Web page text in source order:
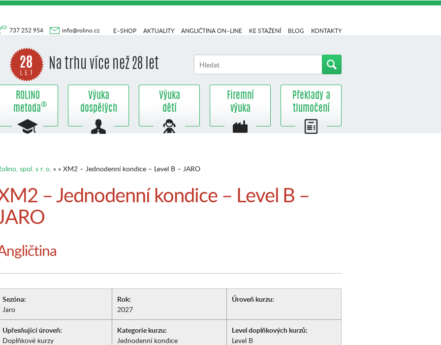
737 252 954 info@rolino.cz
Na trhu více než 28 let
E–SHOP AKTUALITY ANGLIČTINA ON–LINE KE STAŽENÍ BLOG KONTAKTY
ROLINO
metoda®
Výuka
dospělých
Výuka
dětí
Firemní
výuka
Překlady a
tlumočení
spol. s r. o. » » XM2 – Jednodenní kondice – Level B – JARO
– Jednodenní kondice – Level B –
Sezóna:
Jaro
Rok:
2027
Úroveň kurzu:
Upřesňující úroveň:
Doplňkové kurzy
Kategorie kurzu:
Jednodenní kondice
Level doplňkových kurzů:
Level B